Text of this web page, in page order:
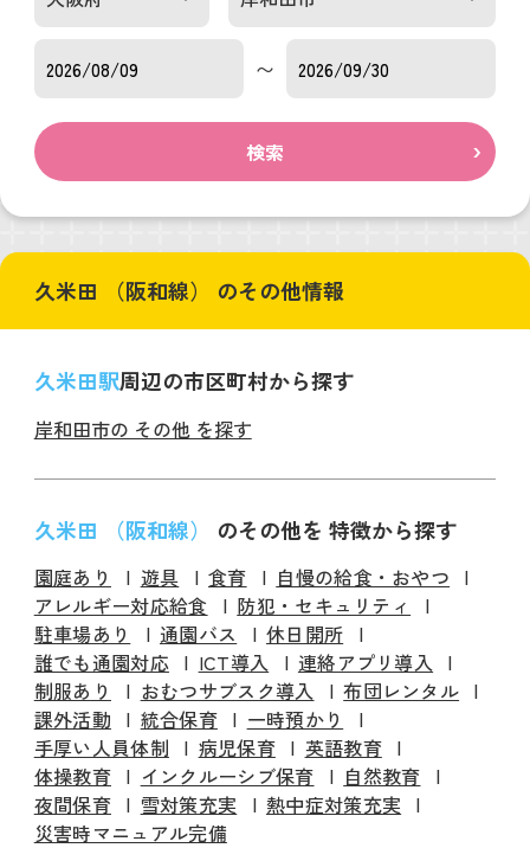
〜
検索
久米田 （阪和線） のその他情報
久米田駅周辺の市区町村から探す
岸和田市の その他 を探す
久米田 （阪和線） のその他を 特徴から探す
園庭あり 遊具 食育
自慢の給食・おやつ
アレルギー対応給食
防犯・セキュリティ
駐車場あり
通園バス
休日開所
誰でも通園対応
ICT導入
連絡アプリ導入
制服あり
おむつサブスク導入
布団レンタル
課外活動
統合保育
一時預かり
手厚い人員体制
病児保育
英語教育
体操教育
インクルーシブ保育
自然教育
夜間保育
雪対策充実
熱中症対策充実
災害時マニュアル完備